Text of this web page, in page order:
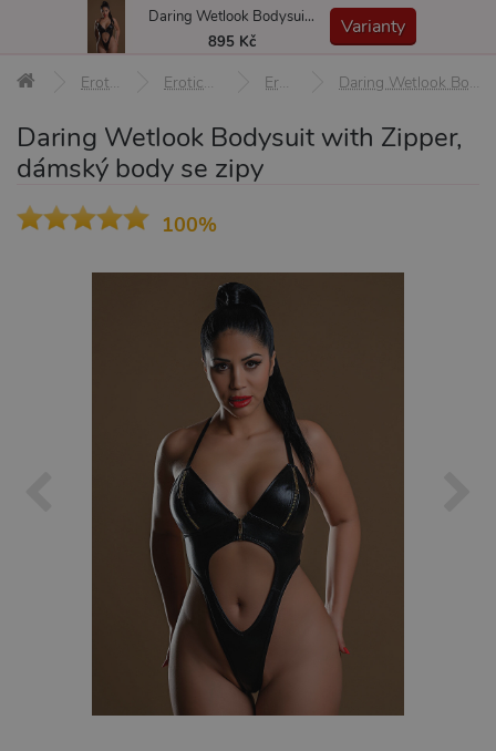
MENU
Erotické pomůcky Erotické prádlo a oblečení Erotické body Daring Wetlook Bodysuit with Zipper, dámský body se zipy L/XL
Daring Wetlook Bodysuit with Zipper,
dámský body se zipy
100%
Daring Wetlook Bodysuit with Zipper, dámský body se zipy
895 Kč
Varianty